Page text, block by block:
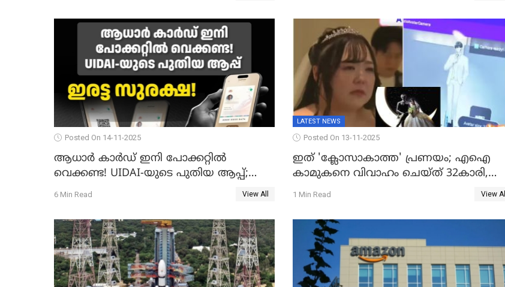
Posted On 14-11-2025
ആധാർ കാർഡ് ഇനി പോക്കറ്റിൽ
വെക്കണ്ട! UIDAI-യുടെ പുതിയ ആപ്പ്;
ഇരട്ട സുരക്ഷ!
6 Min Read View All
LATEST NEWS
Posted On 13-11-2025
ഇത് 'ക്ലോസാകാത്ത' പ്രണയം; എഐ
കാമുകനെ വിവാഹം ചെയ്ത് 32കാരി,
വിവാഹാഭ്യർത്ഥന നടത്തിയത് ക്ലോസ്
1 Min Read View All